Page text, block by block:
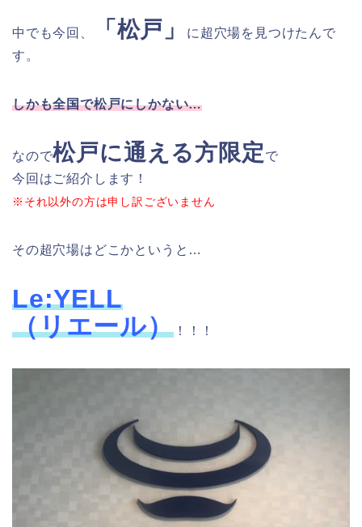
中でも今回、 「松戸」
に超穴場を見つけたんで
す。
しかも全国で松戸にしかない…
なので松戸に通える方限定 で
今回はご紹介します！
※それ以外の方は申し訳ございません
その超穴場はどこかというと…
Le:YELL
（リエール）！！！